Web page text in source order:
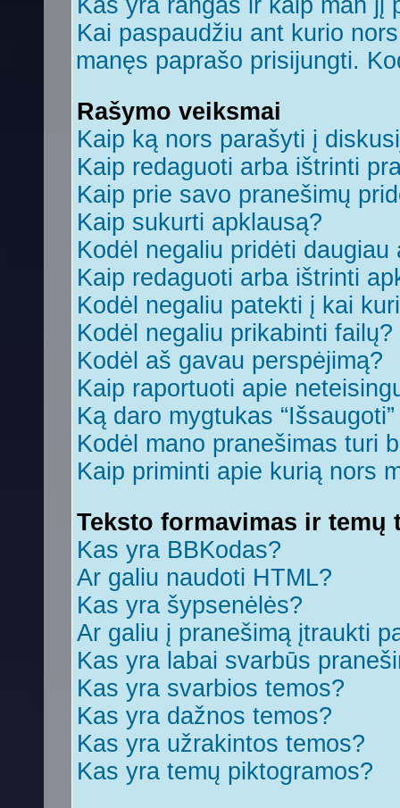
Kas yra rangas ir kaip man jį
Kai paspaudžiu ant kurio
manęs paprašo prisijungti.
Rašymo veiksmai
Kaip ką nors parašyti į
Kaip redaguoti arba ištrinti
Kaip prie savo pranešimų
Kaip sukurti apklausą?
Kodėl negaliu pridėti
Kaip redaguoti arba ištrinti
Kodėl negaliu patekti į kai
Kodėl negaliu prikabinti failų?
Kodėl aš gavau perspėjimą?
Kaip raportuoti apie
Ką daro mygtukas
Kodėl mano pranešimas turi
Kaip priminti apie kurią nors
Teksto formavimas ir temų
Kas yra BBKodas?
Ar galiu naudoti HTML?
Kas yra šypsenėlės?
Ar galiu į pranešimą įtraukti
Kas yra labai svarbūs
Kas yra svarbios temos?
Kas yra dažnos temos?
Kas yra užrakintos temos?
Kas yra temų piktogramos?